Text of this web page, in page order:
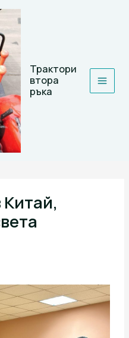
Трактори
втора
ръка